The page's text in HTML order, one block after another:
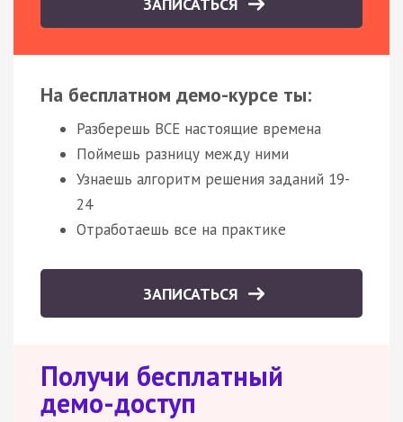
На бесплатном демо-курсе ты:
Разберешь ВСЕ настоящие времена
Поймешь разницу между ними
Узнаешь алгоритм решения заданий 19-
24
Отработаешь все на практике
ЗАПИСАТЬСЯ
Получи бесплатный
демо-доступ